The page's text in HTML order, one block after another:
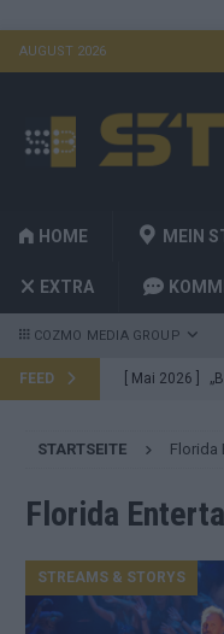
AUGUST 2026
HOME MEIN
EXTRA
COZMO MEDIA GROUP
FEED [ Mai 2026 ]
[ Mai 2026 ]
[ Mai 2026 ]
[ Mai 2026 ]
KOMMENTAR
STARTSEITE Florida
Florida
STREAMS & STORYS